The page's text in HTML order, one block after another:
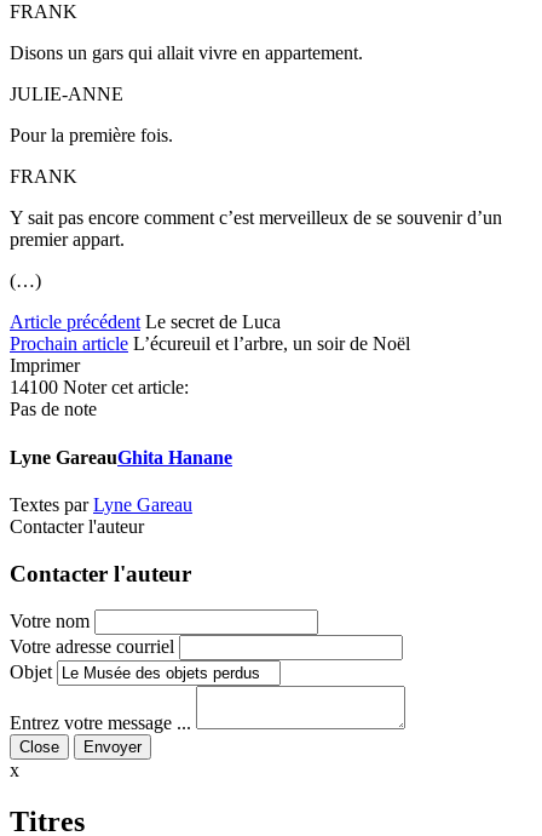
FRANK
Disons un gars qui allait vivre en appartement.
JULIE-ANNE
Pour la première fois.
FRANK
Y sait pas encore comment c’est merveilleux de se souvenir d’un
premier appart.
(…)
Article précédent Le secret de Luca
Prochain article L’écureuil et l’arbre, un soir de Noël
Imprimer
14100 Noter cet article:
Pas de note
Lyne GareauGhita Hanane
Textes parLyne Gareau
Contacter l'auteur
Contacter l'auteur
Votre nom
Votre adresse courriel
Objet
Entrez votre message ...
Close
x
Titres